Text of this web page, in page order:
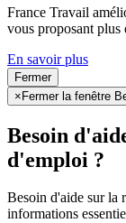
France Travail
vous proposant plus
En savoir plus
Fermer
×Fermer la fenêtre
Besoin
d'emploi ?
Besoin d'aide sur la
informations